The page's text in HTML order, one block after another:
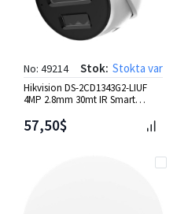
No: 49214 Stok: Stokta var
Hikvision DS-2CD1343G2-LIUF
4MP 2.8mm 30mt IR Smart
57,50$